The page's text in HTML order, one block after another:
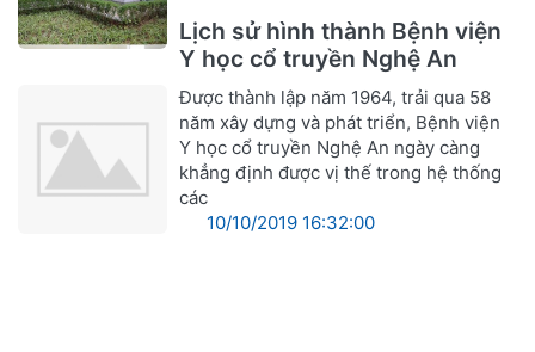
Lịch sử hình thành Bệnh viện
Y học cổ truyền Nghệ An
Được thành lập năm 1964, trải qua 58
năm xây dựng và phát triển, Bệnh viện
Y học cổ truyền Nghệ An ngày càng
khẳng định được vị thế trong hệ thống
các
10/10/2019 16:32:00